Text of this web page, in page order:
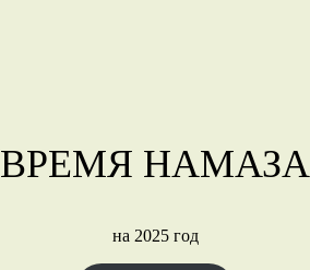
ВРЕМЯ НАМАЗА
на 2025 год